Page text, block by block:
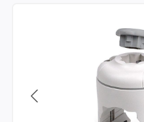
Bildergalerie überspringen